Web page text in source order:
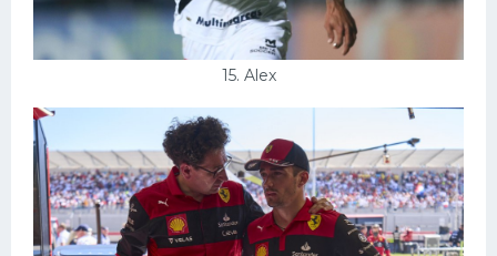
15. Alex